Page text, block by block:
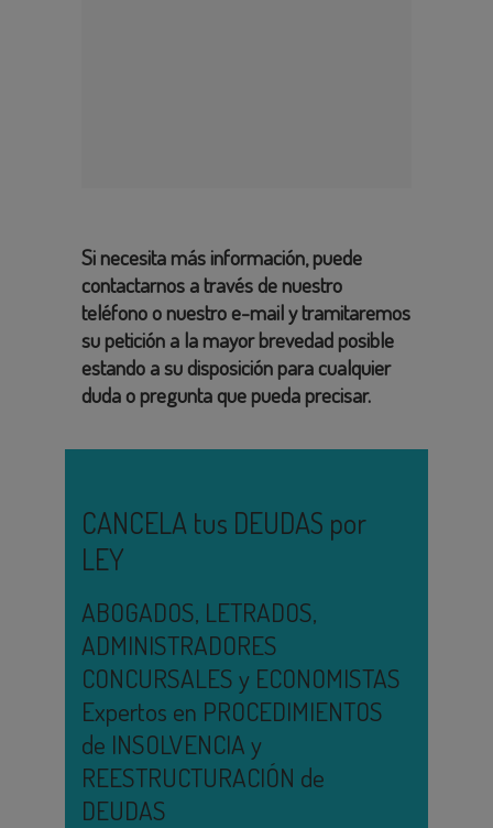
Si necesita más información, puede
contactarnos a través de nuestro
teléfono o nuestro e-mail y tramitaremos
su petición a la mayor brevedad posible
estando a su disposición para cualquier
duda o pregunta que pueda precisar.
CANCELA tus DEUDAS por
LEY
ABOGADOS, LETRADOS,
ADMINISTRADORES
CONCURSALES y ECONOMISTAS
Expertos en PROCEDIMIENTOS
de INSOLVENCIA y
REESTRUCTURACIÓN de
DEUDAS